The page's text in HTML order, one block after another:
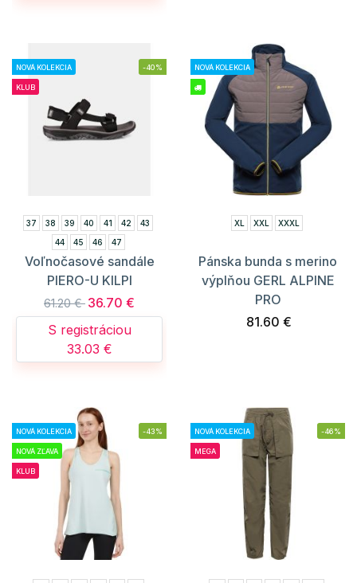
NOVÁ KOLEKCIA
KLUB
-40%
37 38 39 40 41 42
43
44
45 46 47
Voľnočasové sandále
PIERO-U KILPI
61.20 € 36.70 €
S registráciou
33.03 €
NOVÁ KOLEKCIA
XL XXL XXXL
Pánska bunda s merino
výplňou GERL ALPINE
PRO
81.60 €
NOVÁ KOLEKCIA
NOVÁ ZĽAVA
KLUB
-43% NOVÁ KOLEKCIA
MEGA
-46%